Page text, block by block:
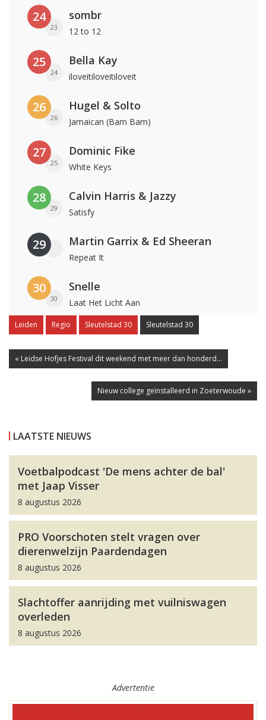
24
23
sombr
12 to 12
25
24
Bella Kay
iloveitiloveitiloveit
26
26
Hugel & Solto
Jamaican (Bam Bam)
27
25
Dominic Fike
White Keys
28
29
Calvin Harris & Jazzy
Satisfy
29 Martin Garrix & Ed Sheeran
Repeat It
30
30
Snelle
Laat Het Licht Aan
Leiden Regio Sleutelstad 30 Sleutelstad 30
« Leidse Hofjes Festival dit weekend met meer dan honderd...
Nieuw college geïnstalleerd in Zoeterwoude »
LAATSTE NIEUWS
Voetbalpodcast 'De mens achter de bal'
met Jaap Visser
8 augustus 2026
PRO Voorschoten stelt vragen over
dierenwelzijn Paardendagen
8 augustus 2026
Slachtoffer aanrijding met vuilniswagen
overleden
8 augustus 2026
Advertentie